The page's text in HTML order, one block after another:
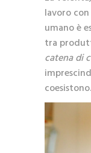
lavoro
umano è
tra
catena di
coesistono.